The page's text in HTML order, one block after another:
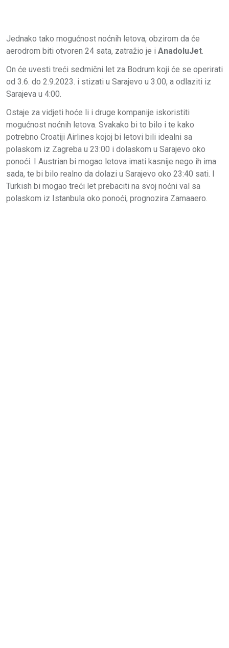
Jednako tako mogućnost noćnih letova, obzirom da će
aerodrom biti otvoren 24 sata, zatražio je i AnadoluJet.
On će uvesti treći sedmični let za Bodrum koji će se operirati
od 3.6. do 2.9.2023. i stizati u Sarajevo u 3:00, a odlaziti iz
Sarajeva u 4:00.
Ostaje za vidjeti hoće li i druge kompanije iskoristiti
mogućnost noćnih letova. Svakako bi to bilo i te kako
potrebno Croatiji Airlines kojoj bi letovi bili idealni sa
polaskom iz Zagreba u 23:00 i dolaskom u Sarajevo oko
ponoći. I Austrian bi mogao letova imati kasnije nego ih ima
sada, te bi bilo realno da dolazi u Sarajevo oko 23:40 sati. I
Turkish bi mogao treći let prebaciti na svoj noćni val sa
polaskom iz Istanbula oko ponoći, prognozira Zamaaero.